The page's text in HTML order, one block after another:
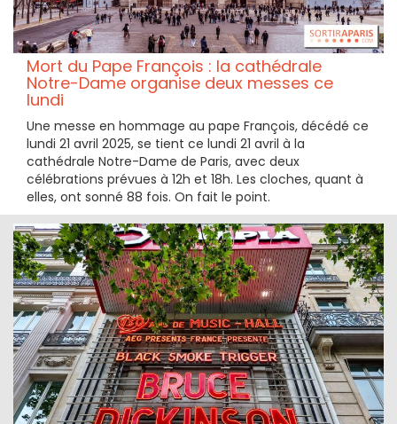
Mort du Pape François : la cathédrale
Notre-Dame organise deux messes ce
lundi
Une messe en hommage au pape François, décédé ce
lundi 21 avril 2025, se tient ce lundi 21 avril à la
cathédrale Notre-Dame de Paris, avec deux
célébrations prévues à 12h et 18h. Les cloches, quant à
elles, ont sonné 88 fois. On fait le point.